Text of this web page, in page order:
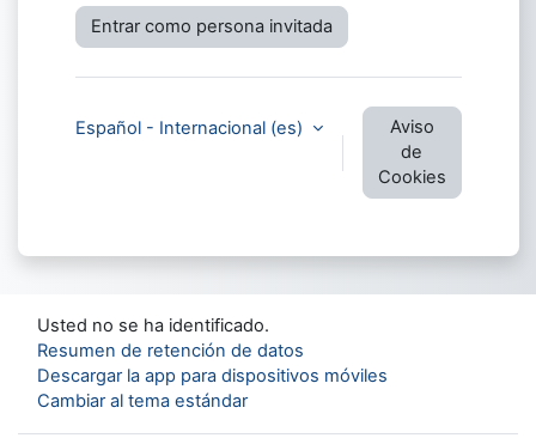
Entrar como persona invitada
Español - Internacional ‎(es)‎
Aviso
de
Cookies
Usted no se ha identificado.
Resumen de retención de datos
Descargar la app para dispositivos móviles
Cambiar al tema estándar